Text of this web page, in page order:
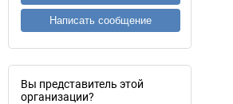
Написать сообщение
Вы представитель этой
организации?